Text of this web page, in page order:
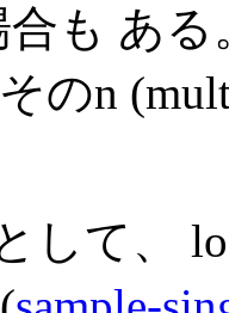
合も あ
のn
して、